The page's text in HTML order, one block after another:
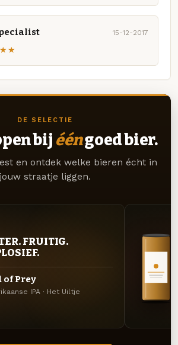
15-12-2017
DE SELECTIE
bij ééngoed bier.
en ontdek welke bieren écht in
jouw straatje liggen.
FRUITIG.
of Prey
IPA · Het Uiltje